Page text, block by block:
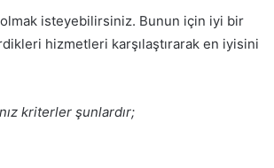
isteyebilirsiniz. Bunun için iyi bir
hizmetleri karşılaştırarak en iyisini
kriterler şunlardır;